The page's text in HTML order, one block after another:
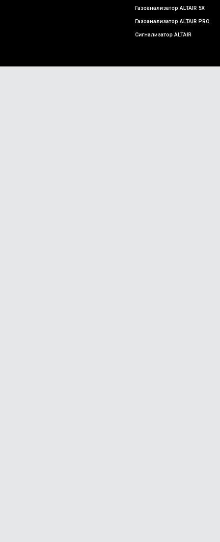
Газоанализатор ALTAIR 5X
Газоанализатор ALTAIR PRO
Сигнализатор ALTAIR